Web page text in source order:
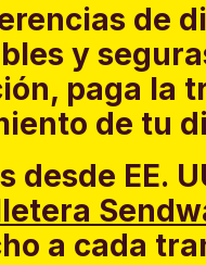
de
y
paga la
de tu
desde EE.
a cada